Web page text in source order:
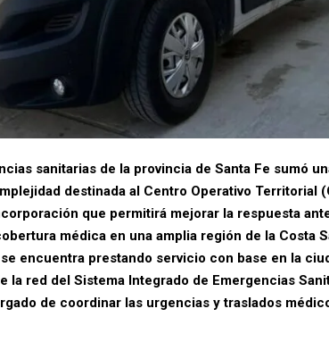
sanitarias de la provincia de Santa Fe sumó
destinada al Centro Operativo Territorial
que permitirá mejorar la respuesta
médica en una amplia región de la Costa
encuentra prestando servicio con base en la
la red del Sistema Integrado de Emergencias
de coordinar las urgencias y traslados